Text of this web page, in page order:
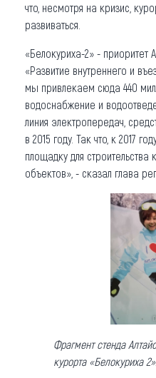
что, несмотря на кризис,
развиваться.
«Белокуриха-2» - приоритет
«Развитие внутреннего и
мы привлекаем сюда 440
водоснабжение и
линия электропередач,
в 2015 году. Так что, к 2017
площадку для строительства
объектов», - сказал глава
Фрагмент стенда
курорта «Белокуриха 2».